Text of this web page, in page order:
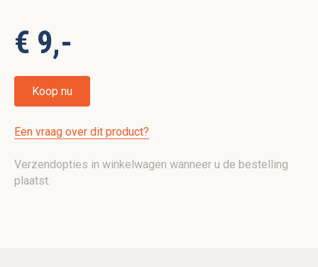
€ 9,-
Koop nu
Een vraag over dit product?
Verzendopties in winkelwagen wanneer u de bestelling
plaatst.